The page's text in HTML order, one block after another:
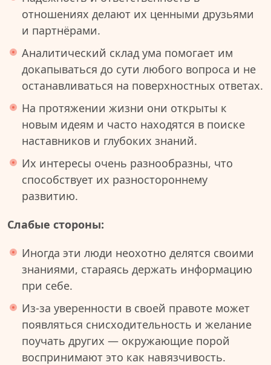
отношениях делают их ценными друзьями
и партнёрами.
Аналитический склад ума помогает им
докапываться до сути любого вопроса и не
останавливаться на поверхностных ответах.
На протяжении жизни они открыты к
новым идеям и часто находятся в поиске
наставников и глубоких знаний.
Их интересы очень разнообразны, что
способствует их разностороннему
развитию.
Слабые стороны:
Иногда эти люди неохотно делятся своими
знаниями, стараясь держать информацию
при себе.
Из-за уверенности в своей правоте может
появляться снисходительность и желание
поучать других — окружающие порой
воспринимают это как навязчивость.